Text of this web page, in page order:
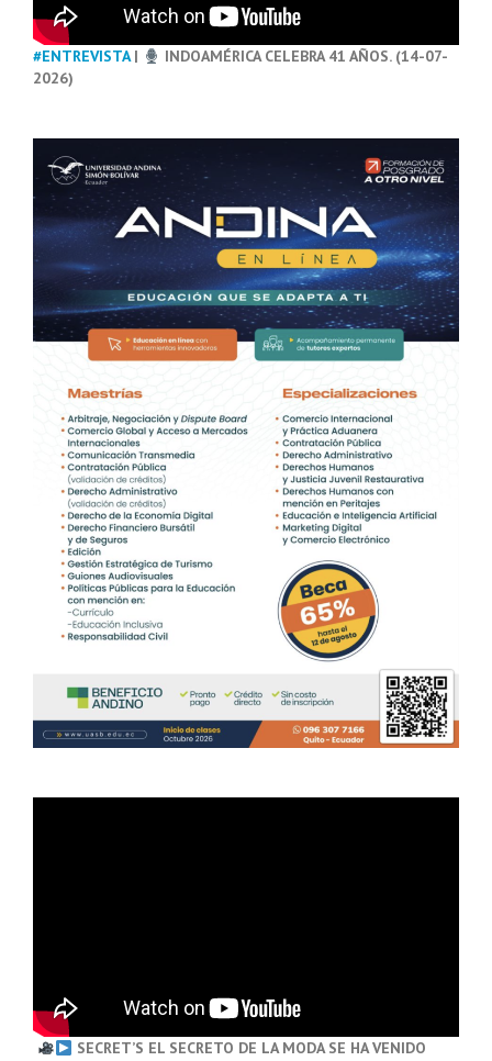
#ENTREVISTA|
INDOAMÉRICA CELEBRA 41 AÑOS. (14-07-
2026)
SECRET’S EL SECRETO DE LA MODA SE HA VENIDO